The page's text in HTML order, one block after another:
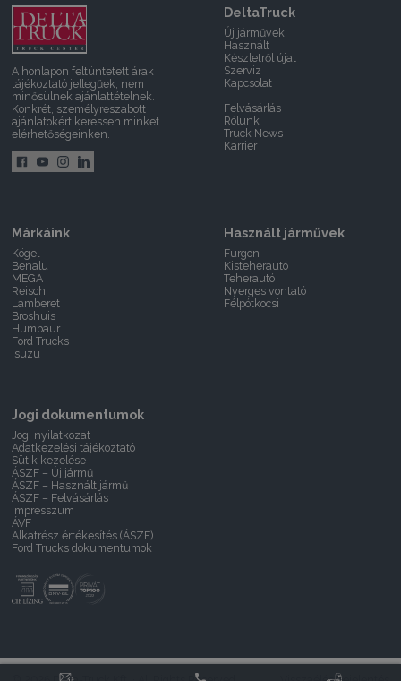
A honlapon feltüntetett árak
tájékoztató jellegűek, nem
minősülnek ajánlattételnek.
Konkrét, személyreszabott
ajánlatokért keressen minket
elérhetőségeinken.
DeltaTruck
Új járművek
Használt
Készletről újat
Szerviz
Kapcsolat
Felvásárlás
Rólunk
Truck News
Karrier
Márkáink
Kögel
Benalu
MEGA
Reisch
Lamberet
Broshuis
Humbaur
Ford Trucks
Isuzu
Használt járművek
Furgon
Kisteherautó
Teherautó
Nyerges vontató
Félpótkocsi
Jogi dokumentumok
Jogi nyilatkozat
Adatkezelési tájékoztató
Sütik kezelése
ÁSZF – Új jármű
ÁSZF – Használt jármű
ÁSZF – Felvásárlás
Impresszum
ÁVF
Alkatrész értékesítés (ÁSZF)
Ford Trucks dokumentumok